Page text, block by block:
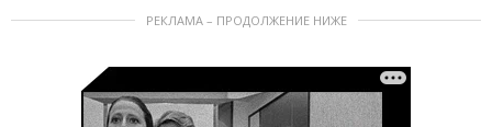
РЕКЛАМА – ПРОДОЛЖЕНИЕ НИЖЕ